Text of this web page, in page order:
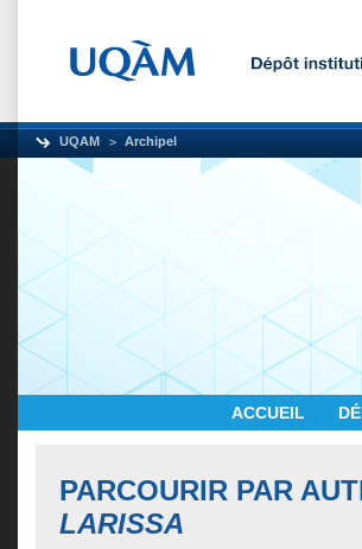
UQAM Archipel
ACCUEIL
PARCOURIR PAR
LARISSA